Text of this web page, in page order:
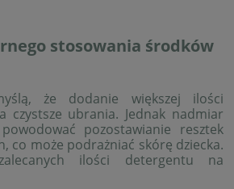
stosowania środków
że dodanie większej ilości
czystsze ubrania. Jednak nadmiar
pozostawianie resztek
co może podrażniać skórę dziecka.
ilości detergentu na